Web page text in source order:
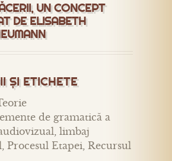
UN CONCEPT
DE ELISABETH
ȘI ETICHETE
de gramatică a
, limbaj
, Procesul Etapei, Recursul